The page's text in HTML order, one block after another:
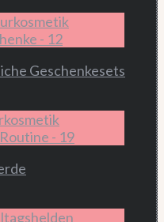
Geschenkesets